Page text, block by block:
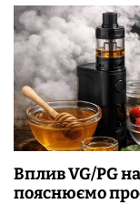
Вплив VG/PG
пояснюємо